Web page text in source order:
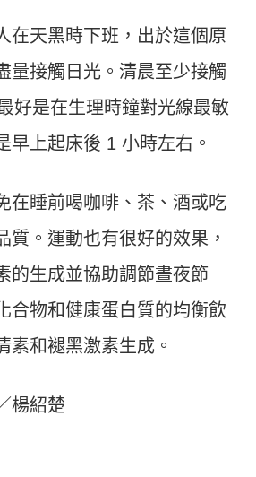
在天黑時下班，出於這個原
量接觸日光。清晨至少接觸
好是在生理時鐘對光線最敏
早上起床後 1 小時左右。
在睡前喝咖啡、茶、酒或吃
質。運動也有很好的效果，
的生成並協助調節晝夜節
合物和健康蛋白質的均衡飲
素和褪黑激素生成。
楊紹楚